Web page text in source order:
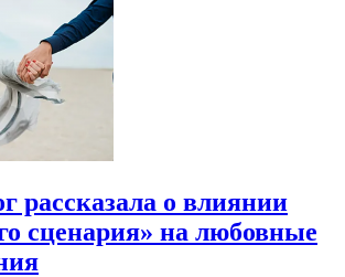
рассказала о влиянии
сценария» на любовные